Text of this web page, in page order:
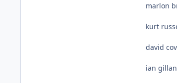
marlon
kurt
david
ian